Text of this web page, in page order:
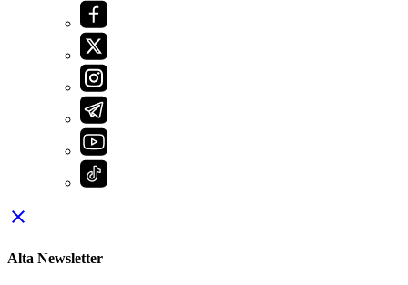
close
Alta Newsletter